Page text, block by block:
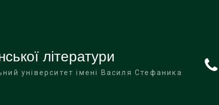
літератури
університет імені Василя Стефаника